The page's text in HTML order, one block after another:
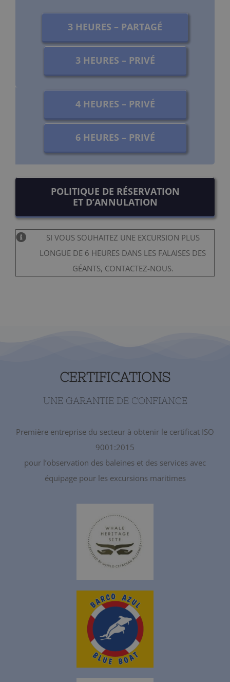
3 HEURES – PARTAGÉ
3 HEURES – PRIVÉ
4 HEURES – PRIVÉ
6 HEURES – PRIVÉ
POLITIQUE DE RÉSERVATION
ET D’ANNULATION
SI VOUS SOUHAITEZ UNE EXCURSION PLUS
LONGUE DE 6 HEURES DANS LES FALAISES DES
GÉANTS, CONTACTEZ-NOUS.
CERTIFICATIONS
UNE GARANTIE DE CONFIANCE
Première entreprise du secteur à obtenir le certificat ISO
9001:2015
pour l’observation des baleines et des services avec
équipage pour les excursions maritimes